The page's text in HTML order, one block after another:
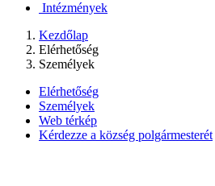
Intézmények
Kezdőlap
Elérhetőség
Személyek
Elérhetőség
Személyek
Web térkép
Kérdezze a község polgármesterét